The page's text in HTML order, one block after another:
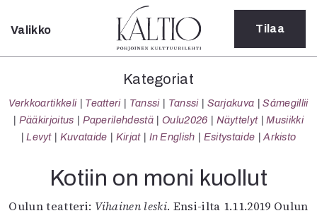
Sulje
Kategoriat
Verkkoartikkeli
Teatteri
Tanssi
Sámegillii
Pääkirjoitus
Valikko Tilaa
Kategoriat
Verkkoartikkeli Teatteri Tanssi Tanssi Sarjakuva
Sámegillii
Pääkirjoitus
Paperilehdestä Oulu2026 Näyttelyt
Musiikki
Levyt
Kuvataide Kirjat In English Esitystaide Arkisto
Kotiin on moni kuollut
Oulun teatteri: Vihainen leski. Ensi-ilta 1.11.2019 Oulun